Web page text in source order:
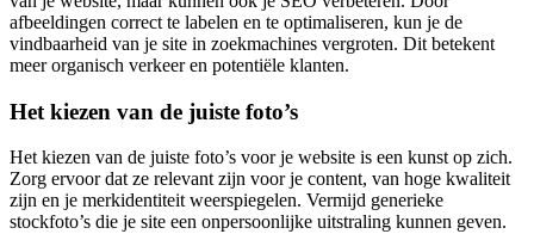
afbeeldingen correct te labelen en te optimaliseren, kun je de
vindbaarheid van je site in zoekmachines vergroten. Dit betekent
meer organisch verkeer en potentiële klanten.
Het kiezen van de juiste foto’s
Het kiezen van de juiste foto’s voor je website is een kunst op zich.
Zorg ervoor dat ze relevant zijn voor je content, van hoge kwaliteit
zijn en je merkidentiteit weerspiegelen. Vermijd generieke
stockfoto’s die je site een onpersoonlijke uitstraling kunnen geven.